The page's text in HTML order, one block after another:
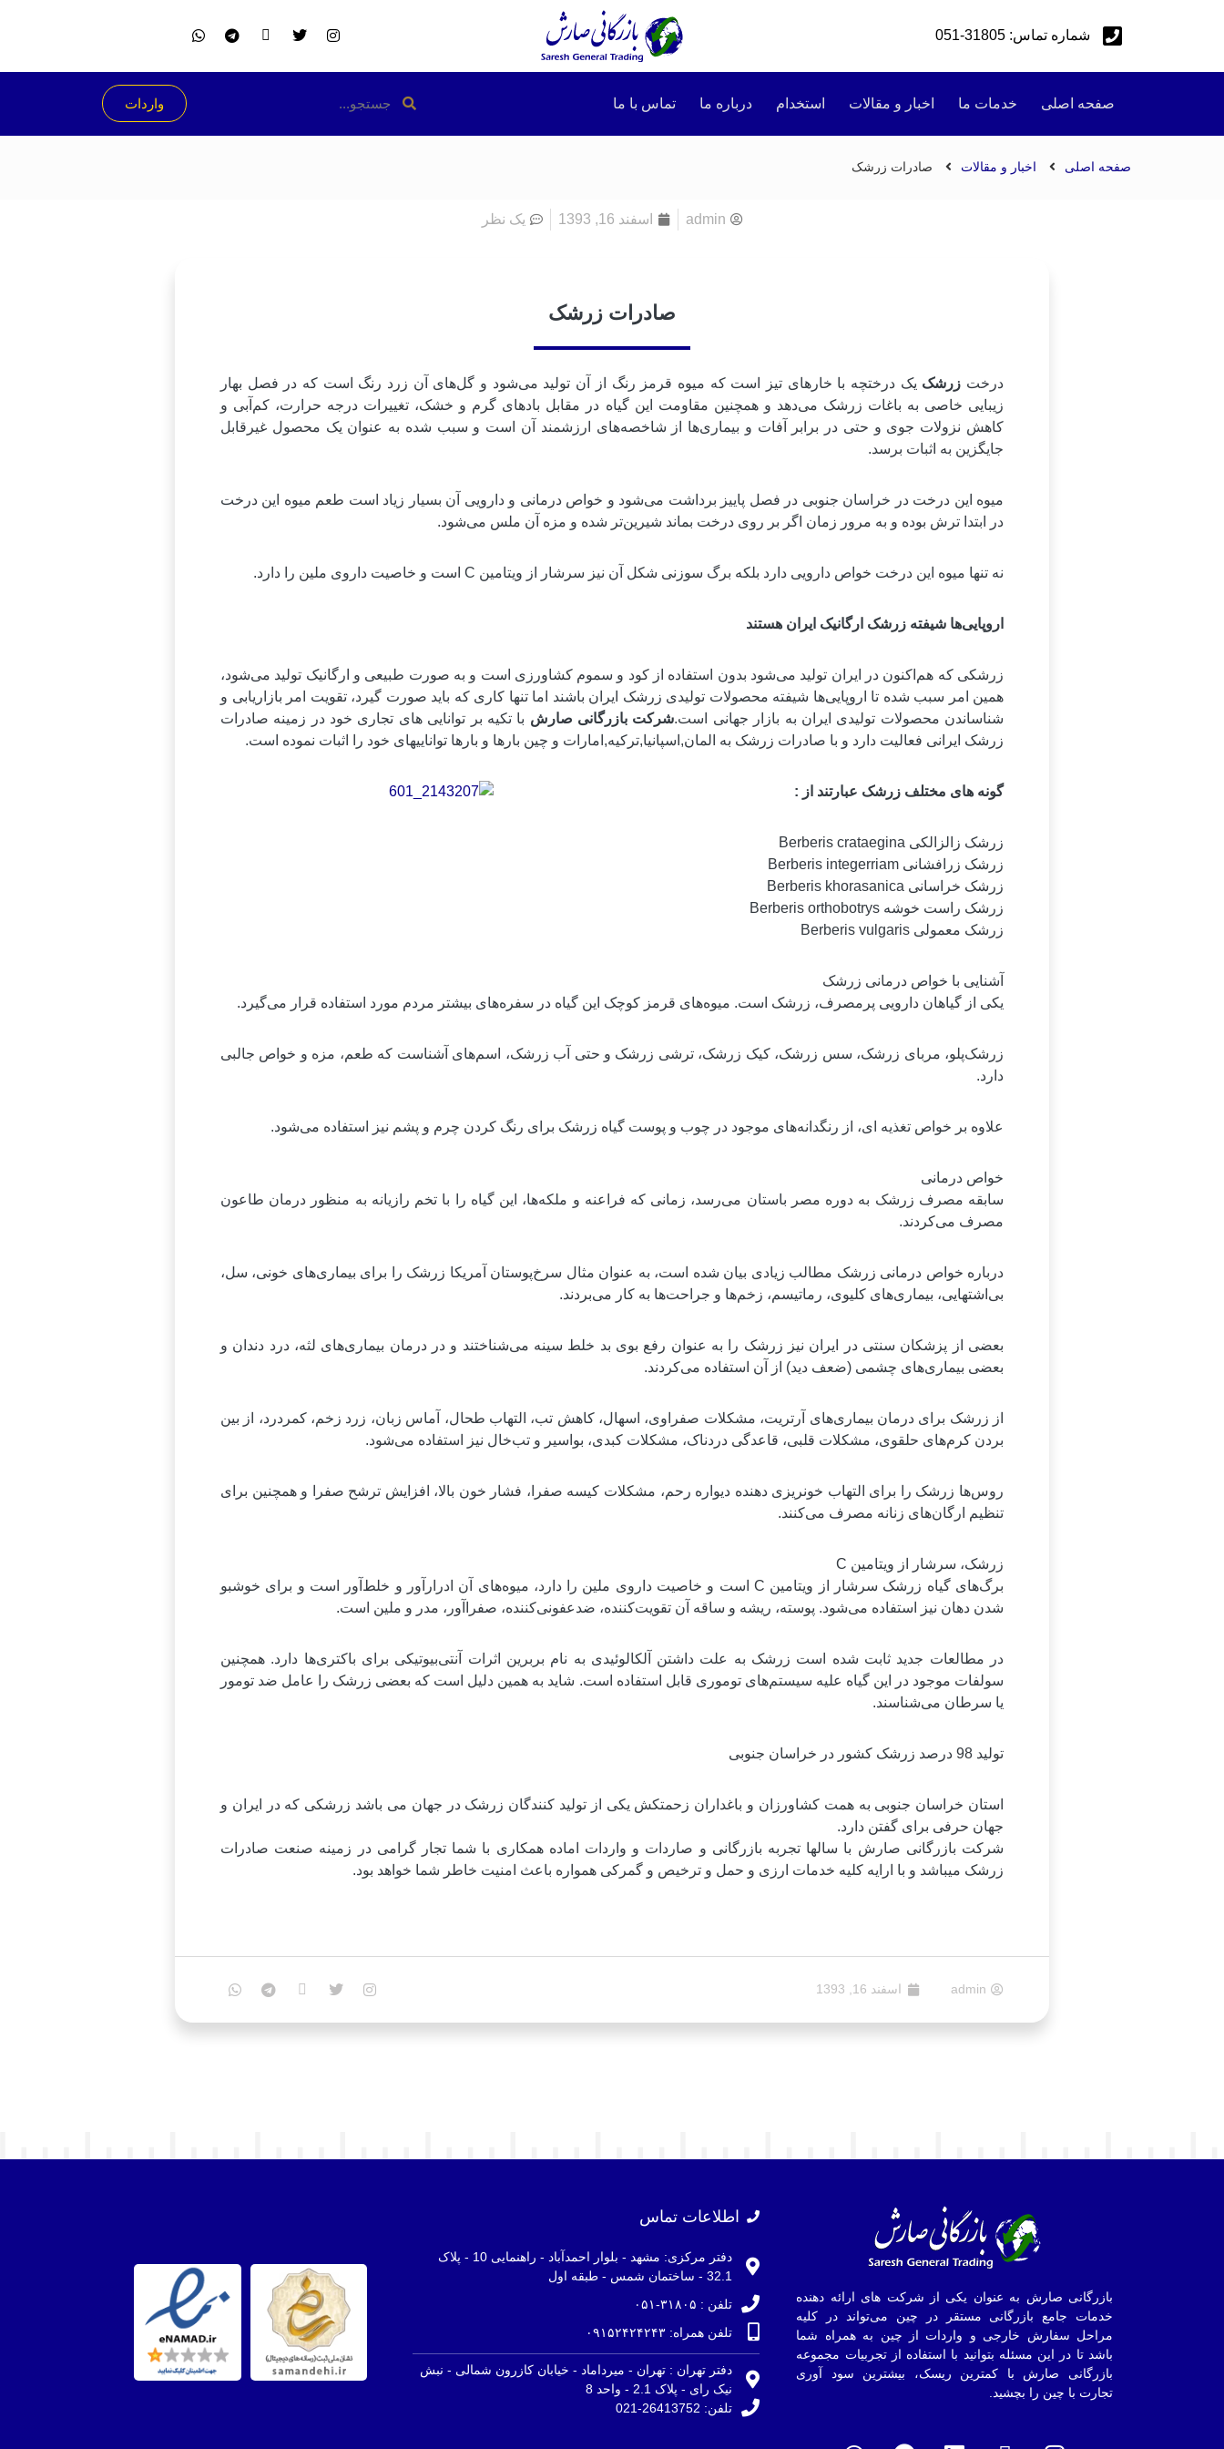
شماره تماس: 31805-051
صفحه اصلی خدمات ما اخبار و مقالات استخدام درباره ما تماس با ما واردات
صفحه اصلی اخبار و مقالات صادرات زرشک
admin اسفند 16, 1393 یک نظر
صادرات زرشک
درخت زرشک یک درختچه با خارهای تیز است که میوه قرمز رنگ از آن تولید می‌شود و گل‌های آن زرد رنگ است که در فصل بهار
زیبایی خاصی به باغات زرشک می‌دهد و همچنین مقاومت این گیاه در مقابل بادهای گرم و خشک، تغییرات درجه حرارت، کم‌آبی و
کاهش نزولات جوی و حتی در برابر آفات و بیماری‌ها از شاخصه‌های ارزشمند آن است و سبب شده به عنوان یک محصول غیرقابل
جایگزین به اثبات برسد.
میوه این درخت در خراسان جنوبی در فصل پاییز برداشت می‌شود و خواص درمانی و دارویی آن بسیار زیاد است طعم میوه این درخت
در ابتدا ترش بوده و به مرور زمان اگر بر روی درخت بماند شیرین‌تر شده و مزه آن ملس می‌شود.
نه تنها میوه این درخت خواص دارویی دارد بلکه برگ سوزنی شکل آن نیز سرشار از ویتامین C است و خاصیت داروی ملین را دارد.
اروپایی‌ها شیفته زرشک ارگانیک ایران هستند
زرشکی که هم‌‌اکنون در ایران تولید می‌شود بدون استفاده از کود و سموم کشاورزی است و به صورت طبیعی و ارگانیک تولید می‌شود،
همین امر سبب شده تا اروپایی‌ها شیفته محصولات تولیدی زرشک ایران باشند اما تنها کاری که باید صورت گیرد، تقویت امر بازاریابی و
شناساندن محصولات تولیدی ایران به بازار جهانی است.شرکت بازرگانی صارش با تکیه بر توانایی های تجاری خود در زمینه صادرات
زرشک ایرانی فعالیت دارد و با صادرات زرشک به المان,اسپانیا,ترکیه,امارات و چین بارها و بارها تواناییهای خود را اثبات نموده است.
گونه های مختلف زرشک عبارتند از :
زرشک زالزالکی Berberis crataegina
زرشک زرافشانی Berberis integerriam
زرشک خراسانی Berberis khorasanica
زرشک راست خوشه Berberis orthobotrys
زرشک معمولی Berberis vulgaris
آشنایی با خواص درمانی زرشک
یکی از گیاهان دارویی پرمصرف، زرشک است. میوه‌های قرمز کوچک این گیاه در سفره‌های بیشتر مردم مورد استفاده قرار می‌گیرد.
زرشک‌پلو، مربای زرشک، سس زرشک، کیک زرشک، ترشی زرشک و حتی آب زرشک، اسم‌های آشناست که طعم، مزه و خواص جالبی
دارد.
علاوه بر خواص تغذیه ای، از رنگدانه‌های موجود در چوب و پوست گیاه زرشک برای رنگ کردن چرم و پشم نیز استفاده می‌شود.
خواص درمانی
سابقه مصرف زرشک به دوره مصر باستان می‌رسد، زمانی که فراعنه و ملکه‌ها، این گیاه را با تخم رازیانه به منظور درمان طاعون
مصرف می‌کردند.
درباره خواص درمانی زرشک مطالب زیادی بیان شده است، به عنوان مثال سرخ‌پوستان آمریکا زرشک را برای بیماری‌های خونی، سل،
بی‌اشتهایی، بیماری‌های کلیوی، رماتیسم، زخم‌ها و جراحت‌ها به کار می‌بردند.
بعضی از پزشکان سنتی در ایران نیز زرشک را به عنوان رفع بوی بد خلط سینه می‌شناختند و در درمان بیماری‌های لثه، درد دندان و
بعضی بیماری‌های چشمی (ضعف دید) از آن استفاده می‌کردند.
از زرشک برای درمان بیماری‌های آرتریت، مشکلات صفراوی، اسهال، کاهش تب، التهاب طحال، آماس زبان، زرد زخم، کمردرد، از بین
بردن کرم‌های حلقوی، مشکلات قلبی، قاعدگی دردناک، مشکلات کبدی، بواسیر و تب‌خال نیز استفاده می‌شود.
روس‌ها زرشک را برای التهاب خونریزی دهنده دیواره رحم، مشکلات کیسه صفرا، فشار خون بالا، افزایش ترشح صفرا و همچنین برای
تنظیم ارگان‌های زنانه مصرف می‌کنند.
زرشک، سرشار از ویتامین C
برگ‌های گیاه زرشک سرشار از ویتامین C است و خاصیت داروی ملین را دارد، میوه‌های آن ادرارآور و خلط‌آور است و برای خوشبو
شدن دهان نیز استفاده می‌شود. پوسته، ریشه و ساقه آن تقویت‌کننده، ضدعفونی‌کننده، صفراآور، مدر و ملین است.
در مطالعات جدید ثابت شده است زرشک به علت داشتن آلکالوئیدی به نام بربرین اثرات آنتی‌بیوتیکی برای باکتری‌ها دارد. همچنین
سولفات موجود در این گیاه علیه سیستم‌های توموری قابل استفاده است. شاید به همین دلیل است که بعضی زرشک را عامل ضد تومور
یا سرطان می‌شناسند.
تولید 98 درصد زرشک کشور در خراسان جنوبی
استان خراسان جنوبی به همت کشاورزان و باغداران زحمتکش یکی از تولید کنندگان زرشک در جهان می باشد زرشکی که در ایران و
جهان حرفی برای گفتن دارد.
شرکت بازرگانی صارش با سالها تجربه بازرگانی و صاردات و واردات اماده همکاری با شما تجار گرامی در زمینه صنعت صادرات
زرشک میباشد و با ارایه کلیه خدمات ارزی و حمل و ترخیص و گمرکی همواره باعث امنیت خاطر شما خواهد بود.
admin اسفند 16, 1393
بازرگانی صارش به عنوان یکی از شرکت های ارائه دهنده
خدمات جامع بازرگانی مستقر در چین می‌تواند در کلیه
مراحل سفارش خارجی و واردات از چین به همراه شما
باشد تا در این مسئله بتوانید با استفاده از تجربیات مجموعه
بازرگانی صارش با کمترین ریسک، بیشترین سود آوری
تجارت با چین را بچشید.
اطلاعات تماس
دفتر مرکزی: مشهد - بلوار احمدآباد - راهنمایی 10 - پلاک
32.1 - ساختمان شمس - طبقه اول
تلفن : ۳۱۸۰۵-۰۵۱
تلفن همراه: ۰۹۱۵۲۴۲۴۲۴۳
دفتر تهران : تهران - میرداماد - خیابان کازرون شمالی - نبش
نیک رای - پلاک 2.1 - واحد 8
تلفن: 26413752-021